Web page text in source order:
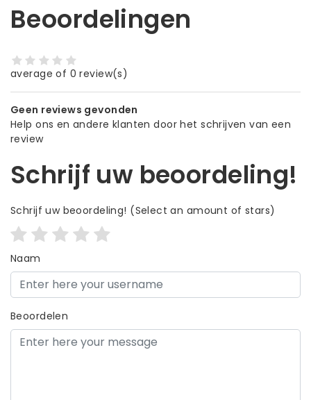
Beoordelingen
average of 0 review(s)
Geen reviews gevonden
Help ons en andere klanten door het schrijven van een
review
Schrijf uw beoordeling!
Schrijf uw beoordeling! (Select an amount of stars)
Naam
Beoordelen